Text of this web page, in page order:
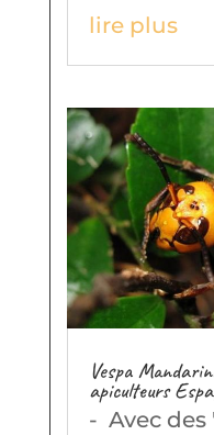
lire plus
Vespa
apiculteurs
- Avec des